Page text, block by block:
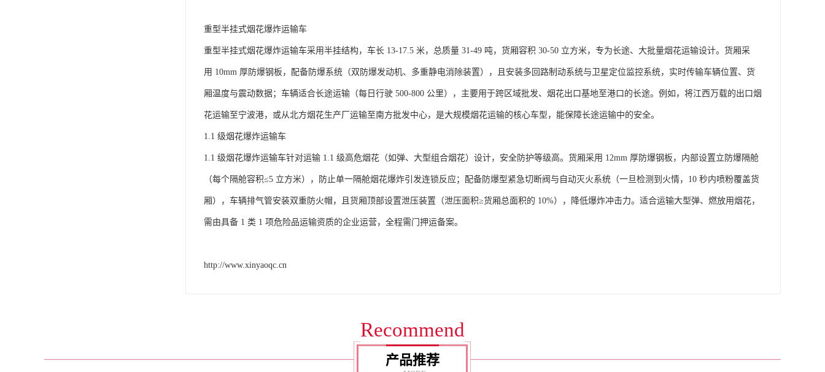
重型半挂式烟花爆炸运输车​
重型半挂式烟花爆炸运输车采用半挂结构，车长 13-17.5 米，总质量 31-49 吨，货厢容积 30-50 立方米，专为长途、大批量烟花运输设计。货厢采
用 10mm 厚防爆钢板，配备防爆系统（双防爆发动机、多重静电消除装置），且安装多回路制动系统与卫星定位监控系统，实时传输车辆位置、货
厢温度与震动数据；车辆适合长途运输（每日行驶 500-800 公里），主要用于跨区域批发、烟花出口基地至港口的长途。例如，将江西万载的出口烟
花运输至宁波港，或从北方烟花生产厂运输至南方批发中心，是大规模烟花运输的核心车型，能保障长途运输中的安全。​
1.1 级烟花爆炸运输车​
1.1 级烟花爆炸运输车针对运输 1.1 级高危烟花（如弹、大型组合烟花）设计，安全防护等级高。货厢采用 12mm 厚防爆钢板，内部设置立防爆隔舱
（每个隔舱容积≤5 立方米），防止单一隔舱烟花爆炸引发连锁反应；配备防爆型紧急切断阀与自动灭火系统（一旦检测到火情，10 秒内喷粉覆盖货
厢），车辆排气管安装双重防火帽，且货厢顶部设置泄压装置（泄压面积≥货厢总面积的 10%），降低爆炸冲击力。适合运输大型弹、燃放用烟花，
需由具备 1 类 1 项危险品运输资质的企业运营，全程需门押运备案。​
http://www.xinyaoqc.cn
Recommend
产品推荐